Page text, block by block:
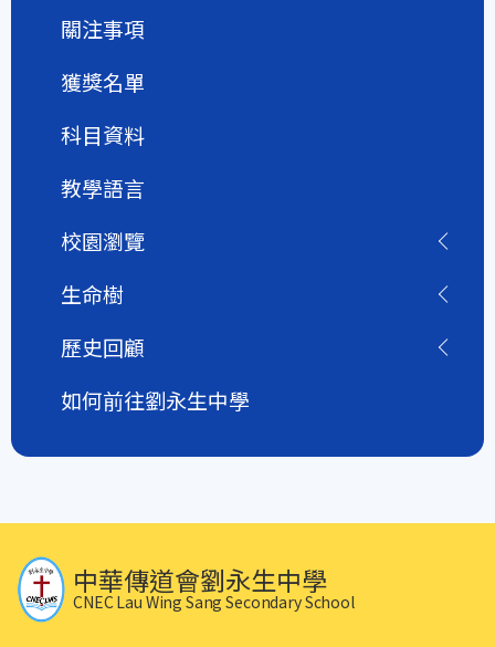
關注事項
獲獎名單
科目資料
教學語言
校園瀏覽
生命樹
歷史回顧
如何前往劉永生中學
中華傳道會劉永生中學
CNEC Lau Wing Sang Secondary School